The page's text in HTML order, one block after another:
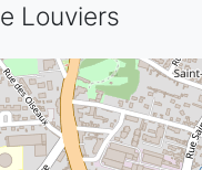
Louviers